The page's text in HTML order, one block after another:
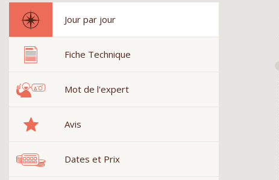
Jour par jour
Fiche Technique
Mot de l'expert
Avis
Dates et Prix